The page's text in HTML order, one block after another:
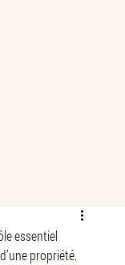
essentiel
propriété.